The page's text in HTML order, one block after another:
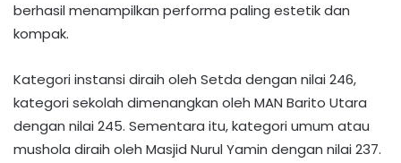
berhasil menampilkan performa paling estetik dan
kompak.
Kategori instansi diraih oleh Setda dengan nilai 246,
kategori sekolah dimenangkan oleh MAN Barito Utara
dengan nilai 245. Sementara itu, ​kategori umum atau
mushola diraih oleh Masjid Nurul Yamin dengan nilai 237.